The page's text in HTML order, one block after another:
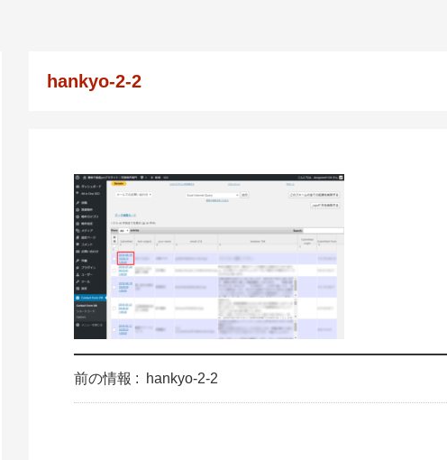
hankyo-2-2
前の情報 : hankyo-2-2